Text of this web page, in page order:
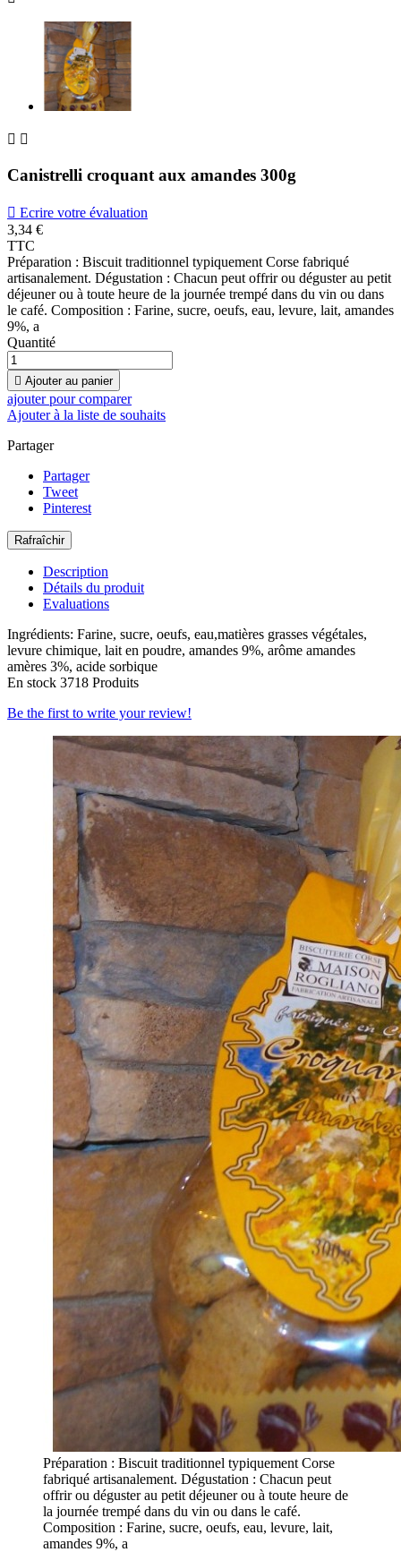
 
Canistrelli croquant aux amandes 300g
 Ecrire votre évaluation
3,34 €
TTC
Préparation : Biscuit traditionnel typiquement Corse fabriqué
artisanalement. Dégustation : Chacun peut offrir ou déguster au petit
déjeuner ou à toute heure de la journée trempé dans du vin ou dans
le café. Composition : Farine, sucre, oeufs, eau, levure, lait, amandes
9%, a
Quantité
 Ajouter au panier
ajouter pour comparer
Ajouter à la liste de souhaits
Partager
Partager
Tweet
Pinterest
Description
Détails du produit
Evaluations
Ingrédients: Farine, sucre, oeufs, eau,matières grasses végétales,
levure chimique, lait en poudre, amandes 9%, arôme amandes
amères 3%, acide sorbique
En stock 3718 Produits
Be the first to write your review!
Préparation : Biscuit traditionnel typiquement Corse
fabriqué artisanalement. Dégustation : Chacun peut
offrir ou déguster au petit déjeuner ou à toute heure de
la journée trempé dans du vin ou dans le café.
Composition : Farine, sucre, oeufs, eau, levure, lait,
amandes 9%, a